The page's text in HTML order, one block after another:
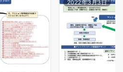
2022年3月3日